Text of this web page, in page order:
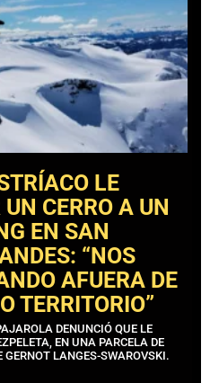
LE
CERRO A UN
EN SAN
“NOS
AFUERA DE
TERRITORIO”
DENUNCIÓ QUE LE
EN UNA PARCELA DE
GERNOT LANGES-SWAROVSKI.